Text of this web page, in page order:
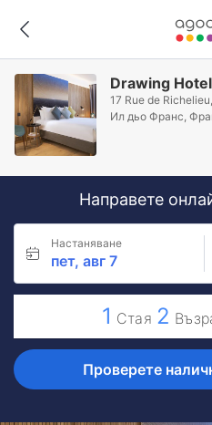
Drawing Hotel
17 Rue de
Ил дьо Франс,
Направете
Настаняване
пет, авг 7
1 Стая 2
Проверете